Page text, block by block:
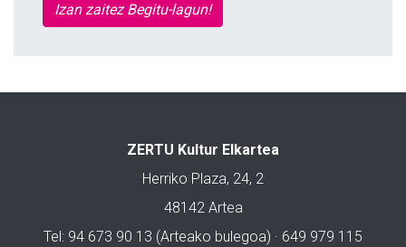
Izan zaitez Begitu-lagun!
ZERTU Kultur Elkartea
Herriko Plaza, 24, 2
48142 Artea
Tel: 94 673 90 13 (Arteako bulegoa) · 649 979 115